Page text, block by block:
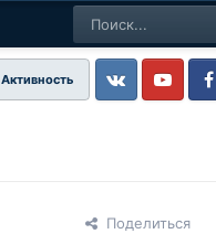
Активность
VkontakteYouTube
Поделиться